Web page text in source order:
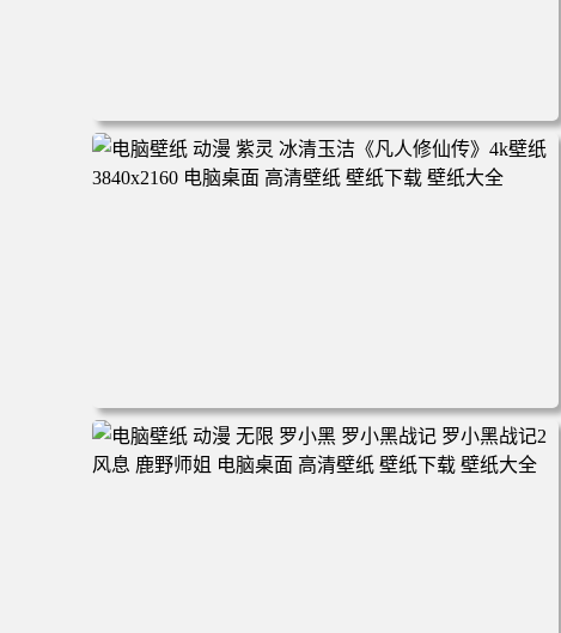
电脑壁纸 二次元角色 动漫角色 女帝 波雅·汉库克 波雅汉库
克 海贼王 电脑桌面 高清壁纸 壁纸下载 壁纸大全
电脑壁纸 动漫 紫灵 冰清玉洁《凡人修仙传》4k壁纸 3840x2
160 电脑桌面 高清壁纸 壁纸下载 壁纸大全